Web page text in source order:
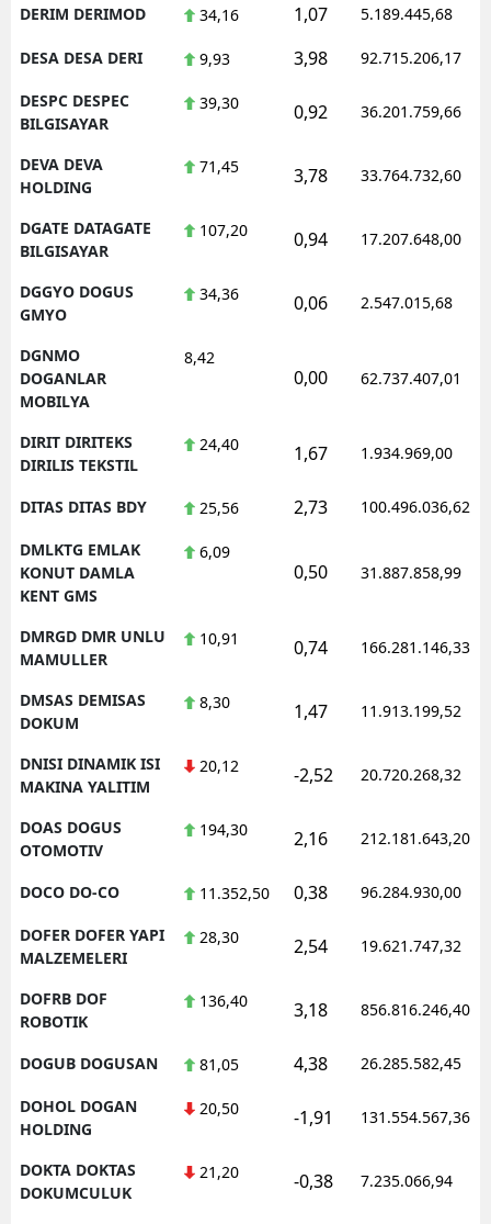
DERIM DERIMOD 34,16 1,07 5.189.445,68
DESA DESA DERI 9,93 3,98 92.715.206,17
DESPC DESPEC
BILGISAYAR
39,30 0,92 36.201.759,66
DEVA DEVA
HOLDING
71,45 3,78 33.764.732,60
DGATE DATAGATE
BILGISAYAR
107,20 0,94 17.207.648,00
DGGYO DOGUS
GMYO
34,36 0,06 2.547.015,68
DGNMO
DOGANLAR
MOBILYA
8,42
0,00 62.737.407,01
DIRIT DIRITEKS
DIRILIS TEKSTIL
24,40 1,67 1.934.969,00
DITAS DITAS BDY 25,56 2,73 100.496.036,62
DMLKTG EMLAK
KONUT DAMLA
KENT GMS
6,09
0,50 31.887.858,99
DMRGD DMR UNLU
MAMULLER
10,91 0,74 166.281.146,33
DMSAS DEMISAS
DOKUM
8,30 1,47 11.913.199,52
DNISI DINAMIK ISI
MAKINA YALITIM
20,12 -2,52 20.720.268,32
DOAS DOGUS
OTOMOTIV
194,30 2,16 212.181.643,20
DOCO DO-CO 11.352,50 0,38 96.284.930,00
DOFER DOFER YAPI
MALZEMELERI
28,30 2,54 19.621.747,32
DOFRB DOF
ROBOTIK
136,40 3,18 856.816.246,40
DOGUB DOGUSAN 81,05 4,38 26.285.582,45
DOHOL DOGAN
HOLDING
20,50 -1,91 131.554.567,36
DOKTA DOKTAS
DOKUMCULUK
21,20 -0,38 7.235.066,94